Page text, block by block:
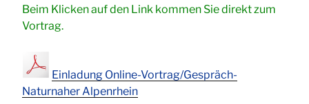
Beim Klicken auf den Link kommen Sie direkt zum
Vortrag.
Einladung Online-Vortrag/Gespräch-
Naturnaher Alpenrhein